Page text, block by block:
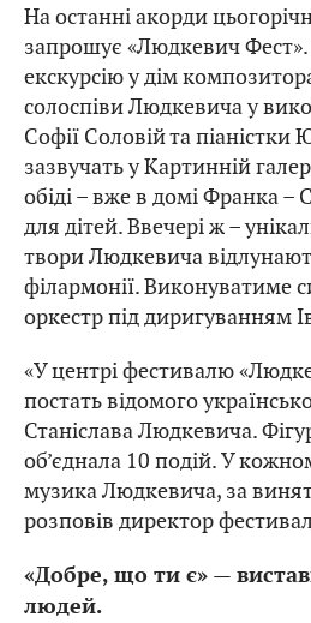
На останні акорди
запрошує «Людкевич Фест».
екскурсію у дім
солоспіви Людкевича у
Софії Соловій та піаністки
зазвучать у Картинній
обіді – вже в домі Франка –
для дітей. Ввечері ж –
твори Людкевича
філармонії. Виконуватиме
оркестр під диригуванням
«У центрі фестивалю
постать відомого
Станіслава Людкевича.
об’єднала 10 подій. У
музика Людкевича, за
розповів директор
«Добре, що ти є» —
людей.